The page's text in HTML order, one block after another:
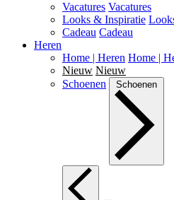
Vacatures Vacatures
Looks & Inspiratie
Cadeau Cadeau
Heren
Home | Heren Home |
Nieuw Nieuw
Schoenen
Schoenen